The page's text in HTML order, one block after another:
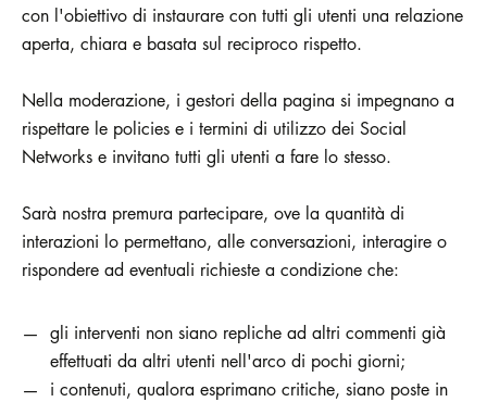
con l'obiettivo di instaurare con tutti gli utenti una relazione
aperta, chiara e basata sul reciproco rispetto.
Nella moderazione, i gestori della pagina si impegnano a
rispettare le policies e i termini di utilizzo dei Social
Networks e invitano tutti gli utenti a fare lo stesso.
Sarà nostra premura partecipare, ove la quantità di
interazioni lo permettano, alle conversazioni, interagire o
rispondere ad eventuali richieste a condizione che:
gli interventi non siano repliche ad altri commenti già
effettuati da altri utenti nell'arco di pochi giorni;
i contenuti, qualora esprimano critiche, siano poste in